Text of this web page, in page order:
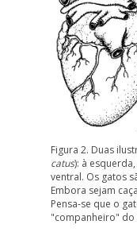
Figura 2. Duas
catus): à esquerda,
ventral. Os gatos
Embora sejam
Pensa-se que o
"companheiro" do